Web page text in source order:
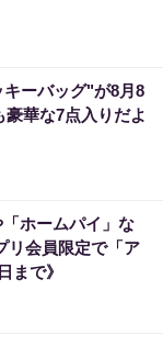
ーバッグ"が8月8
豪華な7点入りだよ
ホームパイ」な
リ会員限定で「ア
まで》